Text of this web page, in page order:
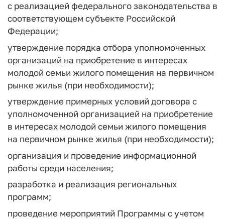
с реализацией федерального законодательства в
соответствующем субъекте Российской
Федерации;
утверждение порядка отбора уполномоченных
организаций на приобретение в интересах
молодой семьи жилого помещения на первичном
рынке жилья (при необходимости);
утверждение примерных условий договора с
уполномоченной организацией на приобретение
в интересах молодой семьи жилого помещения
на первичном рынке жилья (при необходимости);
организация и проведение информационной
работы среди населения;
разработка и реализация региональных
программ;
проведение мероприятий Программы с учетом